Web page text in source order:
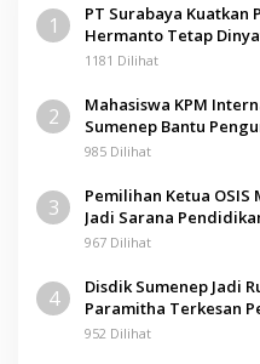
1
PT Surabaya Kuatkan
Hermanto Tetap
Pamolokan
1181 Dilihat
2
Mahasiswa KPM
Sumenep Bantu
985 Dilihat
3
Pemilihan Ketua
Jadi Sarana
967 Dilihat
4
Disdik Sumenep Jadi
Paramitha Terkesan
952 Dilihat